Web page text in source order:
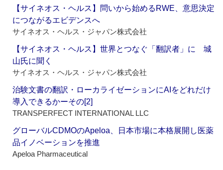
【サイネオス・ヘルス】問いから始めるRWE、意思決定
につながるエビデンスへ
サイネオス・ヘルス・ジャパン株式会社
【サイネオス・ヘルス】世界とつなぐ「翻訳者」に 城
山氏に聞く
サイネオス・ヘルス・ジャパン株式会社
治験文書の翻訳・ローカライゼーションにAIをどれだけ
導入できるかーその[2]
TRANSPERFECT INTERNATIONAL LLC
グローバルCDMOのApeloa、日本市場に本格展開し医薬
品イノベーションを推進
Apeloa Pharmaceutical